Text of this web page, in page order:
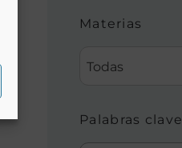
Materias
Todas
Palabras clave